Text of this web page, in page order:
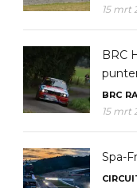
15 mrt
BRC
BRC
15 mrt
Spa-